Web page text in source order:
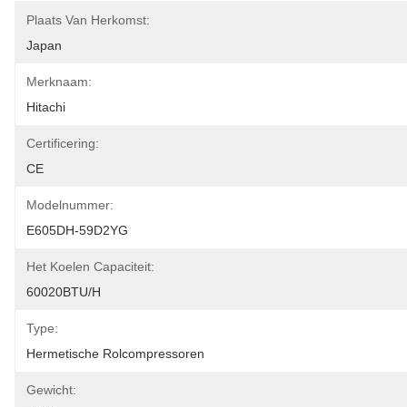
Plaats Van Herkomst:
Japan
Merknaam:
Hitachi
Certificering:
CE
Modelnummer:
E605DH-59D2YG
Het Koelen Capaciteit:
60020BTU/H
Type:
Hermetische Rolcompressoren
Gewicht: